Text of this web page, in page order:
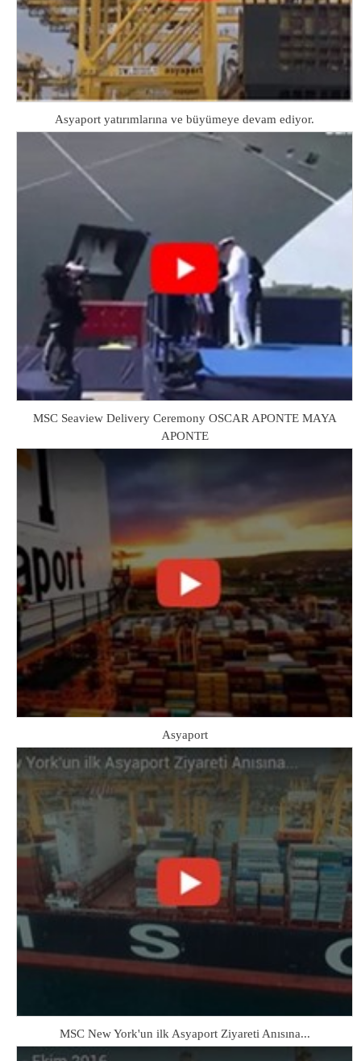
Asyaport yatırımlarına ve büyümeye devam ediyor.
MSC Seaview Delivery Ceremony OSCAR APONTE MAYA
APONTE
Asyaport
MSC New York'un ilk Asyaport Ziyareti Anısına...